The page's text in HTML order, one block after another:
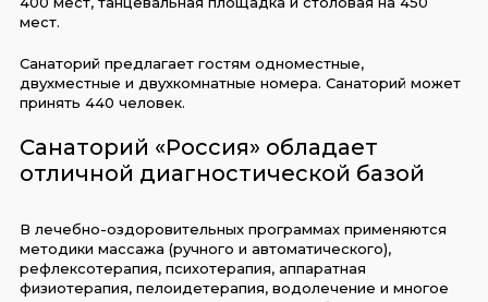
мест.
Санаторий предлагает гостям одноместные,
двухместные и двухкомнатные номера. Санаторий может
принять 440 человек.
Санаторий «Россия» обладает
отличной диагностической базой
В лечебно-оздоровительных программах применяются
методики массажа (ручного и автоматического),
рефлексотерапия, психотерапия, аппаратная
физиотерапия, пелоидетерапия, водолечение и многое